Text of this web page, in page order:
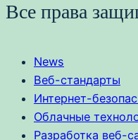
Все права
News
Веб-стандарты
Интернет-
Облачные
Разработка веб-